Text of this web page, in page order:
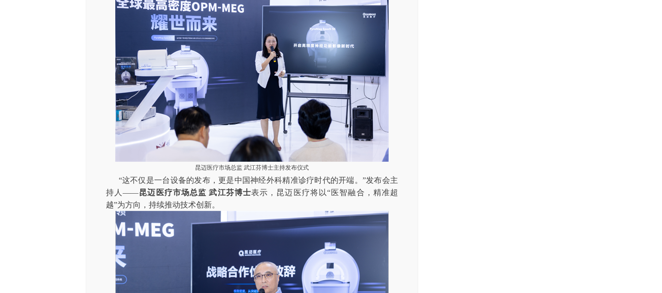
昆迈医疗市场总监 武江芬博士主持发布仪式
“这不仅是一台设备的发布，更是中国神经外科精准诊疗时代的开端。”发布会主
持人——昆迈医疗市场总监 武江芬博士表示，昆迈医疗将以“医智融合，精准超
越”为方向，持续推动技术创新。